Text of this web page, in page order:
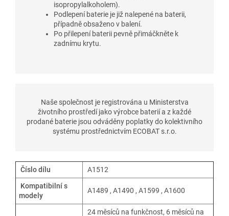
isopropylalkoholem).
Podlepení baterie je již nalepené na baterii,
případně obsaženo v balení.
Po přilepení baterii pevně přimáčkněte k
zadnímu krytu.
Naše společnost je registrována u Ministerstva
životního prostředí jako výrobce baterií a z každé
prodané baterie jsou odváděny poplatky do kolektivního
systému prostřednictvím ECOBAT s.r.o.
Číslo dílu
A1512
Kompatibilní s
modely
A1489 , A1490 , A1599 , A1600
24 měsíců na funkčnost, 6 měsíců na